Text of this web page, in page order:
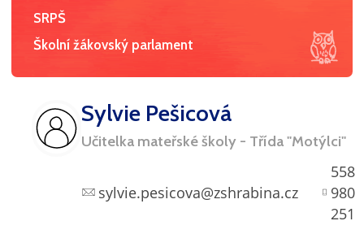
SRPŠ
Školní žákovský parlament
Sylvie Pešicová
Učitelka mateřské školy - Třída "Motýlci"
sylvie.pesicova@zshrabina.cz
558
980
251